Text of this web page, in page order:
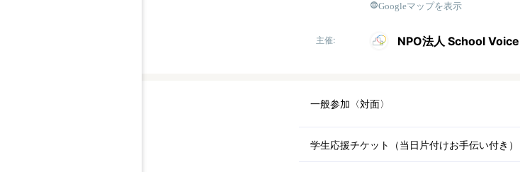
Googleマップを表示
主催: NPO法人 School
一般参加〈対面〉
学生応援チケット（当日片付けお手伝い付き）